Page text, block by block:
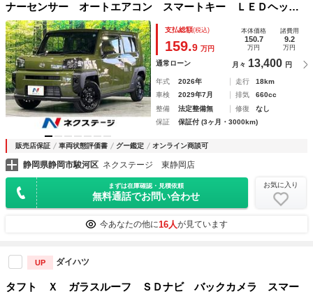
ナーセンサー オートエアコン スマートキー ＬＥＤヘッド
ライト アイドリングストップ 電動格納ドアミラー ＵＳＢ
ポート
支払総額(税込)
159.9 万円
本体価格
150.7
万円
諸費用
9.2
万円
通常ローン 月々 13,400 円
年式 2026年 走行
18km
車検
2029年7月 排気
660cc
整備
法定整備無 修復
なし
保証
保証付 (3ヶ月・3000km)
販売店保証 車両状態評価書 グー鑑定 オンライン商談可
静岡県静岡市駿河区 ネクステージ 東静岡店
まずは在庫確認・見積依頼
無料通話でお問い合わせ
お気に入り
今あなたの他に16人が見ています
UP ダイハツ
タフト Ｘ ガラスルーフ ＳＤナビ バックカメラ スマー